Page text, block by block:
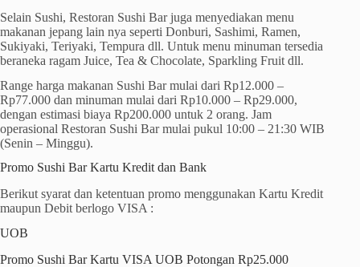
Selain Sushi, Restoran Sushi Bar juga menyediakan menu
makanan jepang lain nya seperti Donburi, Sashimi, Ramen,
Sukiyaki, Teriyaki, Tempura dll. Untuk menu minuman tersedia
beraneka ragam Juice, Tea & Chocolate, Sparkling Fruit dll.
Range harga makanan Sushi Bar mulai dari Rp12.000 –
Rp77.000 dan minuman mulai dari Rp10.000 – Rp29.000,
dengan estimasi biaya Rp200.000 untuk 2 orang. Jam
operasional Restoran Sushi Bar mulai pukul 10:00 – 21:30 WIB
(Senin – Minggu).
Promo Sushi Bar Kartu Kredit dan Bank
Berikut syarat dan ketentuan promo menggunakan Kartu Kredit
maupun Debit berlogo VISA :
UOB
Promo Sushi Bar Kartu VISA UOB Potongan Rp25.000